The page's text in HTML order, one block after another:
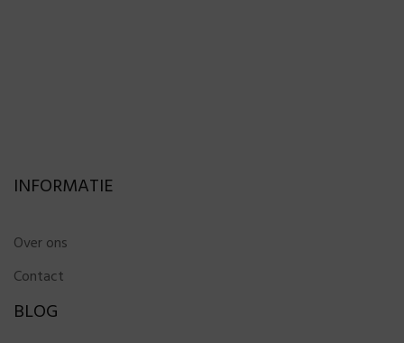
INFORMATIE
Over ons
Contact
BLOG